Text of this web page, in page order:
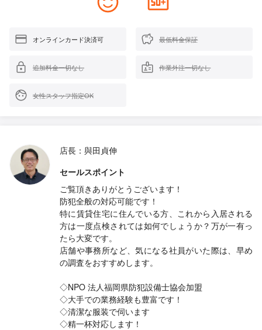
オンラインカード決済可 最低料金保証
追加料金一切なし 作業外注一切なし
女性スタッフ指定OK
店長：與田貞伸
セールスポイント
ご覧頂きありがとうございます！
防犯全般の対応可能です！
特に賃貸住宅に住んでいる方、これから入居される
方は一度点検されては如何でしょうか？万が一有っ
たら大変です。
店舗や事務所など、気になる社員がいた際は、早め
の調査をおすすめします。
◇NPO 法人福岡県防犯設備士協会加盟
◇大手での業務経験も豊富です！
◇清潔な服装で伺います
◇精一杯対応します！